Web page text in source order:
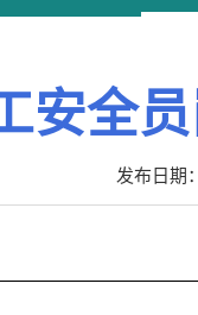
安全
发布日期